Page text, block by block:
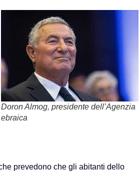
Doron Almog, presidente dell’Agenzia
ebraica
prevedono che gli abitanti dello